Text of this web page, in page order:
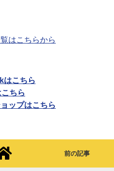
はこちらから
はこちら
ちら
ップはこちら
前の記事